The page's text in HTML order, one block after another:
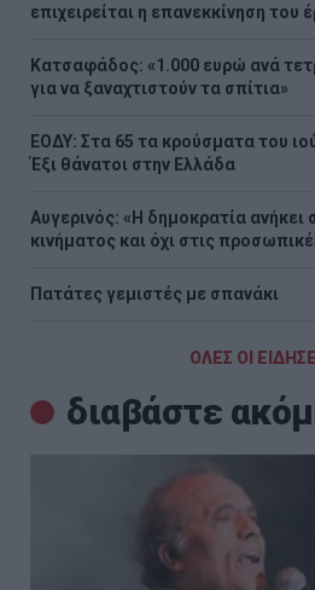
επιχειρείται η επανεκκίνηση του
Κατσαφάδος: «1.000 ευρώ ανά
για να ξαναχτιστούν τα σπίτια»
ΕΟΔΥ: Στα 65 τα κρούσματα του
Έξι θάνατοι στην Ελλάδα
Αυγερινός: «Η δημοκρατία ανήκει
κινήματος και όχι στις
Πατάτες γεμιστές με σπανάκι
ΟΛΕΣ ΟΙ
διαβάστε